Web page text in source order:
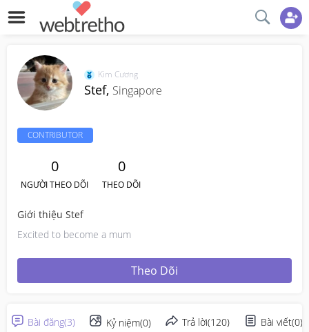
Kim Cương
Stef, Singapore
CONTRIBUTOR
0
NGƯỜI THEO DÕI
0
THEO DÕI
Giới thiệu Stef
Excited to become a mum
Theo Dõi
Bài đăng(3) Kỷ niệm(0) Trả lời(120) Bài viết(0)